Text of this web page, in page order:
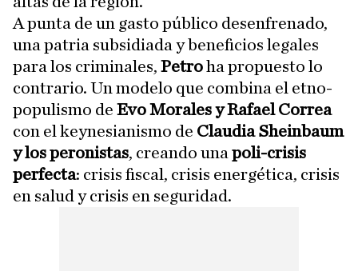
A punta de un gasto público desenfrenado,
una patria subsidiada y beneficios legales
para los criminales, Petroha propuesto lo
contrario. Un modelo que combina el etno-
populismo de Evo Morales y Rafael Correa
con el keynesianismo de Claudia Sheinbaum
y los peronistas, creando una poli-crisis
perfecta: crisis fiscal, crisis energética, crisis
en salud y crisis en seguridad.